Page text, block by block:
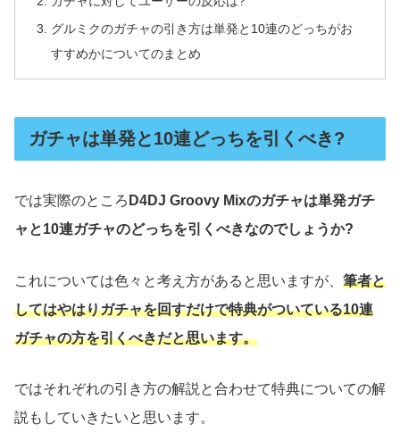
グルミクのガチャの引き方は単発と10連のどっちがお
すすめかについてのまとめ
ガチャは単発と10連どっちを引くべき?
では実際のところ D4DJ Groovy Mixのガチャは単発ガチ
ャと10連ガチャのどっちを引くべきなのでしょうか?
これについては色々と考え方があると思いますが、 筆者と
してはやはりガチャを回すだけで特典がついている10連
ガチャの方を引くべきだと思います。
ではそれぞれの引き方の解説と合わせて特典についての解
説もしていきたいと思います。